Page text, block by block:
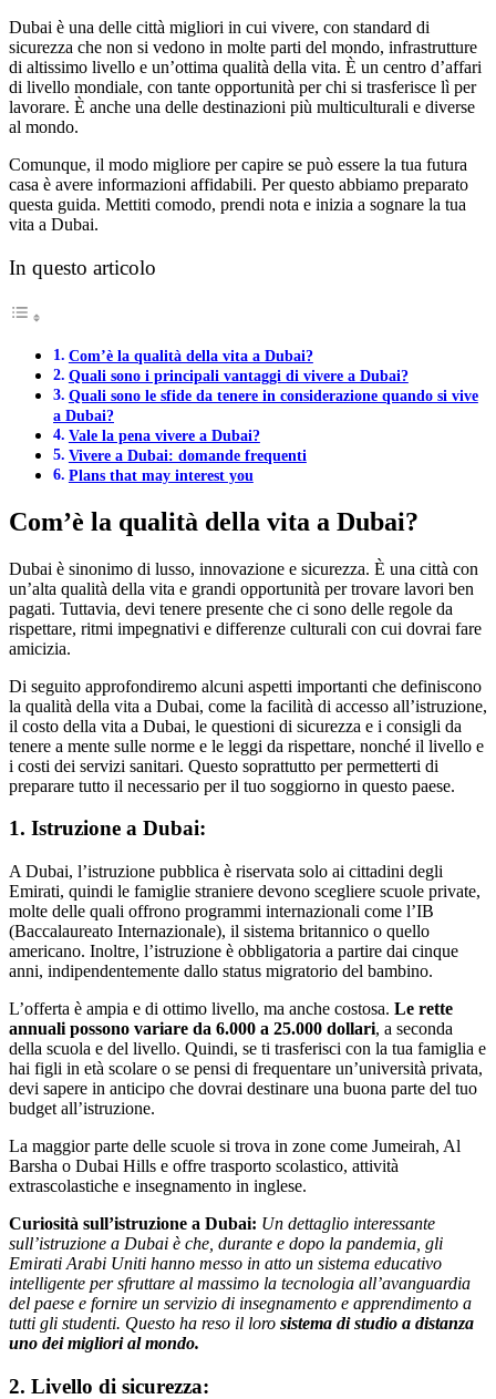
Dubai è una delle città migliori in cui vivere, con standard di
sicurezza che non si vedono in molte parti del mondo, infrastrutture
di altissimo livello e un’ottima qualità della vita. È un centro d’affari
di livello mondiale, con tante opportunità per chi si trasferisce lì per
lavorare. È anche una delle destinazioni più multiculturali e diverse
al mondo.
Comunque, il modo migliore per capire se può essere la tua futura
casa è avere informazioni affidabili. Per questo abbiamo preparato
questa guida. Mettiti comodo, prendi nota e inizia a sognare la tua
vita a Dubai.
In questo articolo
Com’è la qualità della vita a Dubai?
Quali sono i principali vantaggi di vivere a Dubai?
Quali sono le sfide da tenere in considerazione quando si vive
a Dubai?
Vale la pena vivere a Dubai?
Vivere a Dubai: domande frequenti
Plans that may interest you
Com’è la qualità della vita a Dubai?
Dubai è sinonimo di lusso, innovazione e sicurezza. È una città con
un’alta qualità della vita e grandi opportunità per trovare lavori ben
pagati. Tuttavia, devi tenere presente che ci sono delle regole da
rispettare, ritmi impegnativi e differenze culturali con cui dovrai fare
amicizia.
Di seguito approfondiremo alcuni aspetti importanti che definiscono
la qualità della vita a Dubai, come la facilità di accesso all’istruzione,
il costo della vita a Dubai, le questioni di sicurezza e i consigli da
tenere a mente sulle norme e le leggi da rispettare, nonché il livello e
i costi dei servizi sanitari. Questo soprattutto per permetterti di
preparare tutto il necessario per il tuo soggiorno in questo paese.
1. Istruzione a Dubai:
A Dubai, l’istruzione pubblica è riservata solo ai cittadini degli
Emirati, quindi le famiglie straniere devono scegliere scuole private,
molte delle quali offrono programmi internazionali come l’IB
(Baccalaureato Internazionale), il sistema britannico o quello
americano. Inoltre, l’istruzione è obbligatoria a partire dai cinque
anni, indipendentemente dallo status migratorio del bambino.
L’offerta è ampia e di ottimo livello, ma anche costosa. Le rette
annuali possono variare da 6.000 a 25.000 dollari, a seconda
della scuola e del livello. Quindi, se ti trasferisci con la tua famiglia e
hai figli in età scolare o se pensi di frequentare un’università privata,
devi sapere in anticipo che dovrai destinare una buona parte del tuo
budget all’istruzione.
La maggior parte delle scuole si trova in zone come Jumeirah, Al
Barsha o Dubai Hills e offre trasporto scolastico, attività
extrascolastiche e insegnamento in inglese.
Curiosità sull’istruzione a Dubai: Un dettaglio interessante
sull’istruzione a Dubai è che, durante e dopo la pandemia, gli
Emirati Arabi Uniti hanno messo in atto un sistema educativo
intelligente per sfruttare al massimo la tecnologia all’avanguardia
del paese e fornire un servizio di insegnamento e apprendimento a
tutti gli studenti. Questo ha reso il loro sistema di studio a distanza
uno dei migliori al mondo.
2. Livello di sicurezza: